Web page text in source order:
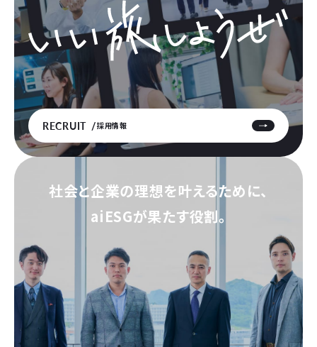
RECRUIT 採用情報
社会と企業の理想を叶えるために、
aiESGが果たす役割。